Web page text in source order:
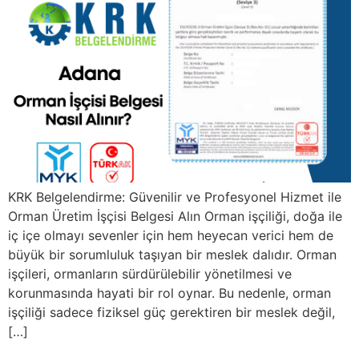
KRK Belgelendirme: Güvenilir ve Profesyonel Hizmet ile
Orman Üretim İşçisi Belgesi Alın Orman işçiliği, doğa ile
iç içe olmayı sevenler için hem heyecan verici hem de
büyük bir sorumluluk taşıyan bir meslek dalıdır. Orman
işçileri, ormanların sürdürülebilir yönetilmesi ve
korunmasında hayati bir rol oynar. Bu nedenle, orman
işçiliği sadece fiziksel güç gerektiren bir meslek değil,
[…]